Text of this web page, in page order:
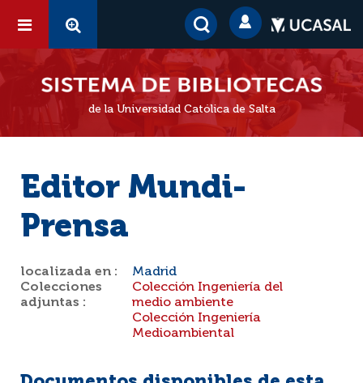
de la Universidad Católica de Salta
Editor Mundi-
Prensa
localizada en :
Madrid
Colecciones
adjuntas :
Colección Ingeniería del
medio ambiente
Colección Ingeniería
Medioambiental